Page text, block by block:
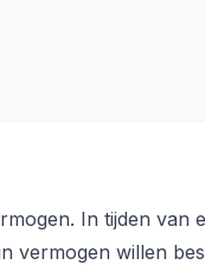
In tijden
vermogen willen